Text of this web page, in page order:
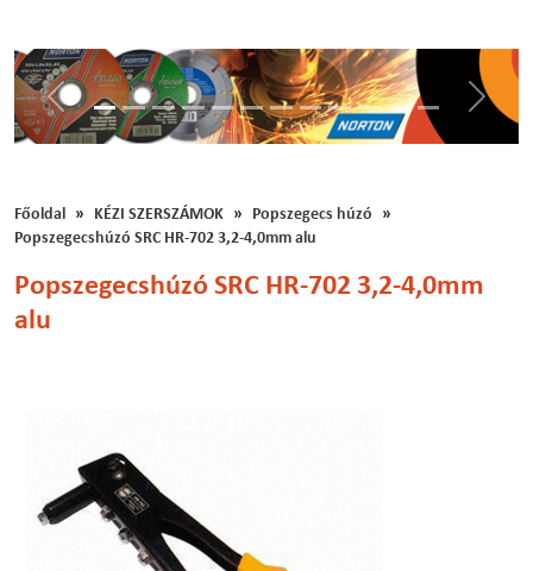
Előző
Főoldal KÉZI SZERSZÁMOK
Popszegecs húzó
Popszegecshúzó SRC HR-702 3,2-4,0mm alu
Popszegecshúzó SRC HR-702 3,2-4,0mm
alu